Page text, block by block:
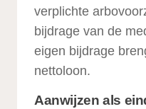
verplichte
bijdrage van de
eigen bijdrage
nettoloon.
Aanwijzen als